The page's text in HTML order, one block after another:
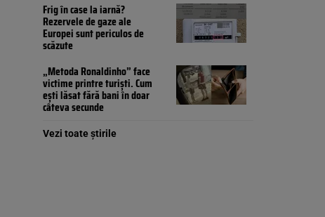
Frig în case la iarnă?
Rezervele de gaze ale
Europei sunt periculos de
scăzute
„Metoda Ronaldinho” face
victime printre turiști. Cum
ești lăsat fără bani în doar
câteva secunde
Vezi toate știrile